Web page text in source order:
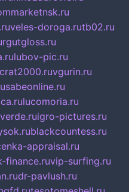
veles-doroga.rutb02.ru
lubov-pic.ru
vgurin.ru
sabeonline.ru
lucomoria.ru
igro-pictures.ru
blackcountess.ru
appraisal.ru
finance.ruvip-surfing.ru
dr-pavlush.ru